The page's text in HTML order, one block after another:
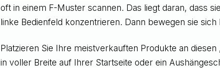
oft in einem F-Muster scannen. Das liegt daran, dass
linke Bedienfeld konzentrieren. Dann bewegen sie
Platzieren Sie Ihre meistverkauften Produkte an diesen
in voller Breite auf Ihrer Startseite oder ein